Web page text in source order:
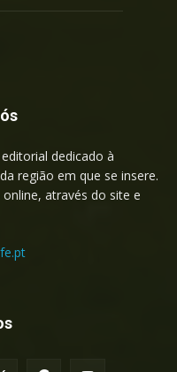
dedicado à
região em que se insere.
através do site e